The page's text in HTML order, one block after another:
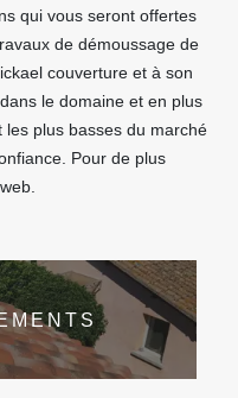
qui vous seront offertes
de démoussage de
couverture et à son
le domaine et en plus
plus basses du marché
Pour de plus